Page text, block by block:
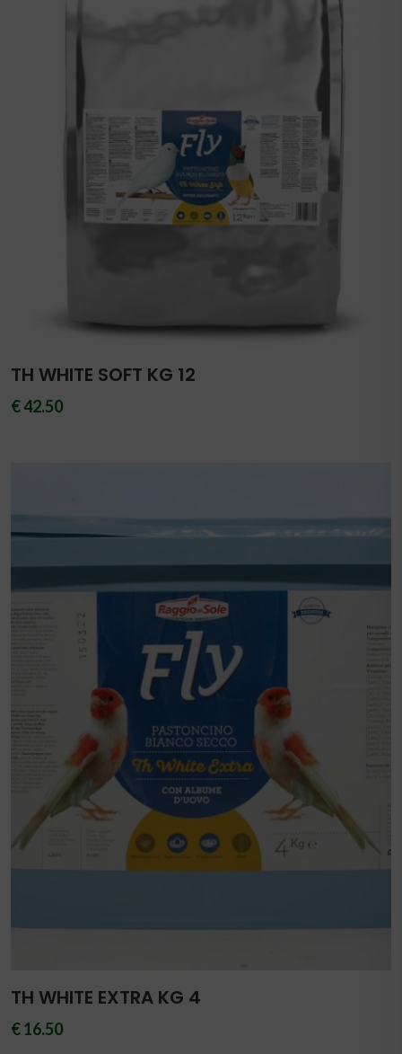
TH WHITE SOFT KG 12
€ 42.50
TH WHITE EXTRA KG 4
€ 16.50